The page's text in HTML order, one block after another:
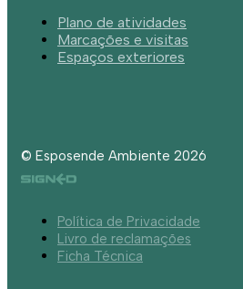
Plano de atividades
Marcações e visitas
Espaços exteriores
© Esposende Ambiente 2026
Política de Privacidade
Livro de reclamações
Ficha Técnica